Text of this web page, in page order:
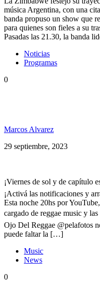
música Argentina, con una
banda propuso un show que
para quienes son fieles a su
Pasadas las 21.30, la banda
Noticias
Programas
0
Marcos Alvarez
29 septiembre, 2023
¡Viernes de sol y de capítulo
¡Activá las notificaciones y
Esta noche 20hs por
cargado de reggae music y
Ojo Del Reggae @pelafotos
puede faltar la […]
Music
News
0